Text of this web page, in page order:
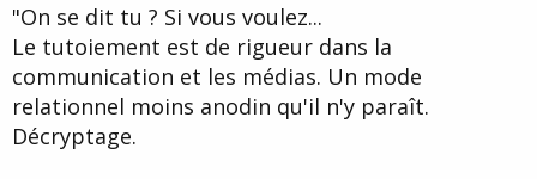
"On se dit tu ? Si vous voulez...
Le tutoiement est de rigueur dans la
communication et les médias. Un mode
relationnel moins anodin qu'il n'y paraît.
Décryptage.